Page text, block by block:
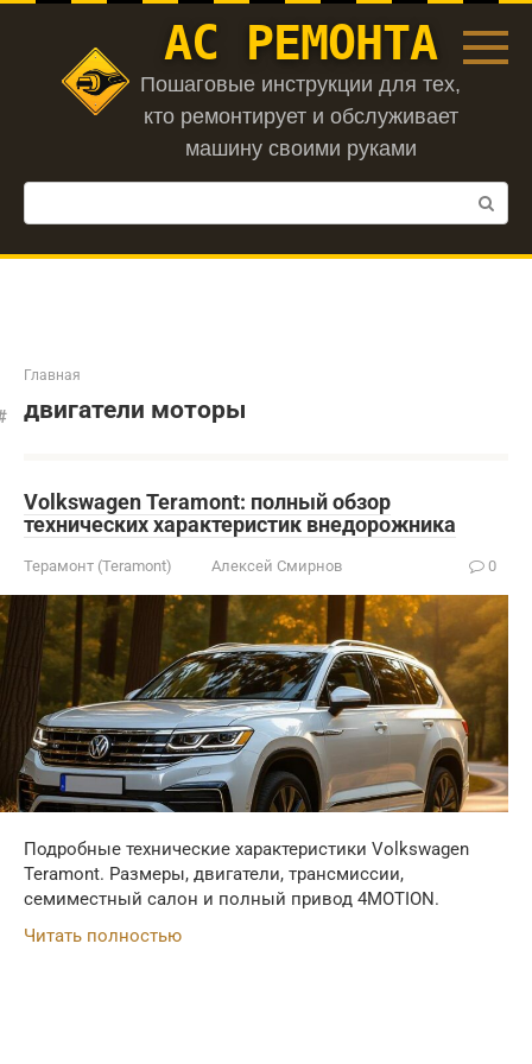
Перейти
АС РЕМОНТА
Пошаговые инструкции для тех,
кто ремонтирует и обслуживает
машину своими руками
Поиск:
Главная
двигатели моторы
Volkswagen Teramont: полный обзор
технических характеристик внедорожника
Терамонт (Teramont) Алексей Смирнов 0
Подробные технические характеристики Volkswagen
Teramont. Размеры, двигатели, трансмиссии,
семиместный салон и полный привод 4MOTION.
Читать полностью